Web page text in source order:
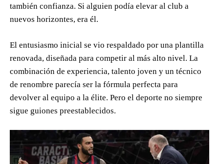
también confianza. Si alguien podía elevar al club a
nuevos horizontes, era él.
El entusiasmo inicial se vio respaldado por una plantilla
renovada, diseñada para competir al más alto nivel. La
combinación de experiencia, talento joven y un técnico
de renombre parecía ser la fórmula perfecta para
devolver al equipo a la élite. Pero el deporte no siempre
sigue guiones preestablecidos.